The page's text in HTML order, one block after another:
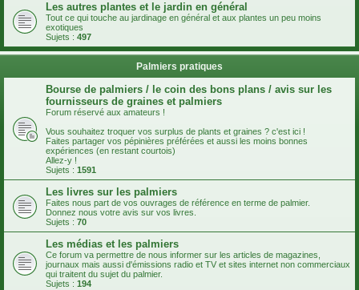
Les autres plantes et le jardin en général
Tout ce qui touche au jardinage en général et aux plantes un peu moins
exotiques
Sujets : 497
Palmiers pratiques
Bourse de palmiers / le coin des bons plans / avis sur les
fournisseurs de graines et palmiers
Forum réservé aux amateurs !
Vous souhaitez troquer vos surplus de plants et graines ? c'est ici !
Faites partager vos pépinières préférées et aussi les moins bonnes
expériences (en restant courtois)
Allez-y !
Sujets : 1591
Les livres sur les palmiers
Faites nous part de vos ouvrages de référence en terme de palmier.
Donnez nous votre avis sur vos livres.
Sujets : 70
Les médias et les palmiers
Ce forum va permettre de nous informer sur les articles de magazines,
journaux mais aussi d'émissions radio et TV et sites internet non commerciaux
qui traitent du sujet du palmier.
Sujets : 194